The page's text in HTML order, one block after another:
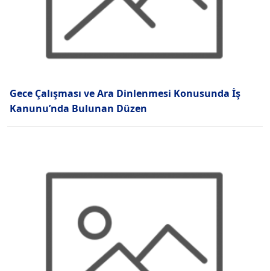
Gece Çalışması ve Ara Dinlenmesi Konusunda İş
Kanunu’nda Bulunan Düzen